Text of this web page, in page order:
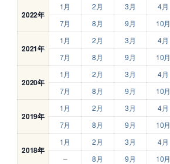
2022年
1月 2月 3月 4月
7月
8月 9月 10月
2021年
1月 2月 3月 4月
7月
8月 9月 10月
2020年
1月 2月 3月 4月
7月
8月 9月 10月
2019年
1月 2月 3月 4月
7月
8月 9月 10月
2018年
1月 2月 3月 4月
–
8月 9月 10月